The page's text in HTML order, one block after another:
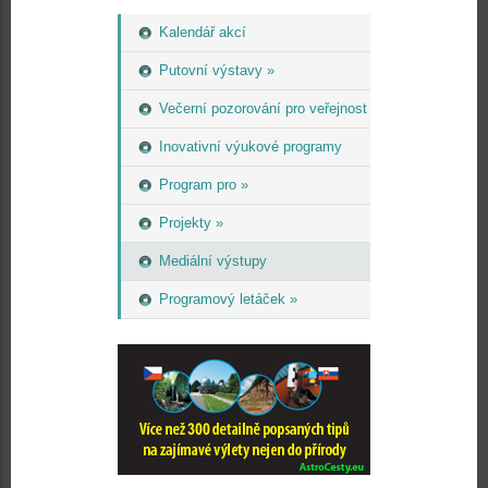
Kalendář akcí
Putovní výstavy »
Večerní pozorování pro veřejnost
Inovativní výukové programy
Program pro »
Projekty »
Mediální výstupy
Programový letáček »